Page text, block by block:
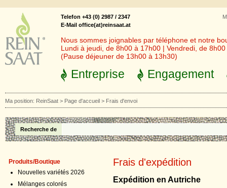
Telefon +43 (0) 2987 / 2347
E-Mail office(at)reinsaat.at
Nous sommes joignables par téléphone et notre
Lundi à jeudi, de 8h00 à 17h00 | Vendredi, de
(Pause déjeuner de 13h00 à 13h30)
Entreprise Engagement
Ma position: ReinSaat > Page d'accueil > Frais d'envoi
Recherche de
Produits/Boutique
Nouvelles variétés 2026
Mélanges colorés
Frais d'expédition
Expédition en Autriche